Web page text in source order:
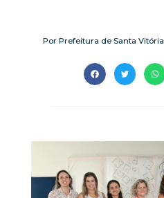
Por Prefeitura de Santa